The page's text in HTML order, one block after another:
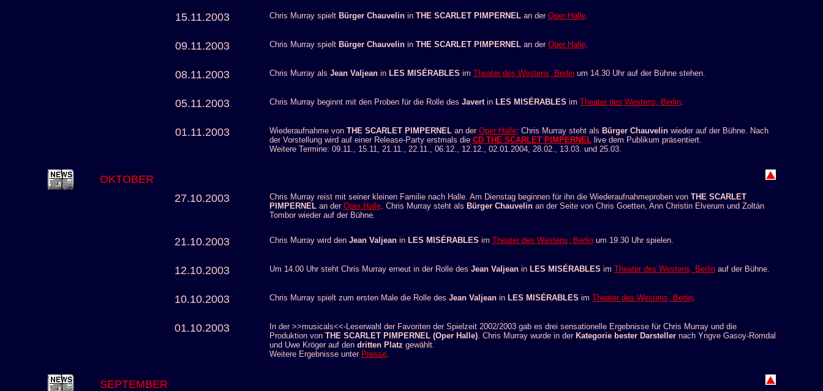
15.11.2003 Chris Murray spielt Bürger Chauvelinin THE SCARLET PIMPERNEL an der Oper Halle.
09.11.2003 Chris Murray spielt Bürger Chauvelinin THE SCARLET PIMPERNEL an der Oper Halle.
08.11.2003 Chris Murray als Jean Valjeanin LES MISÉRABLES im Theater des Westens, Berlinum 14.30 Uhr auf der Bühne stehen.
05.11.2003 Chris Murray beginnt mit den Proben für die Rolle des Javert in LES MISÉRABLES im Theater des Westens, Berlin.
01.11.2003 Wiederaufnahme von THE SCARLET PIMPERNELan der Oper Halle: Chris Murray steht als Bürger Chauvelinwieder auf der Bühne. Nach
der Vorstellung wird auf einer Release-Party erstmals die CD THE SCARLET PIMPERNELlive dem Publikum präsentiert.
Weitere Termine: 09.11., 15.11, 21.11., 22.11., 06.12., 12.12., 02.01.2004, 28.02., 13.03. und 25.03.
OKTOBER
27.10.2003
Chris Murray reist mit seiner kleinen Familie nach Halle. Am Dienstag beginnen für ihn die Wiederaufnahmeproben von THE SCARLET
PIMPERNELan der Oper Halle. Chris Murray steht als Bürger Chauvelinan der Seite von Chris Goetten, Ann Christin Elverum und Zoltán
Tombor wieder auf der Bühne.
21.10.2003 Chris Murray wird den Jean Valjeanin LES MISÉRABLES im Theater des Westens, Berlinum 19.30 Uhr spielen.
12.10.2003 Um 14.00 Uhr steht Chris Murray erneut in der Rolle des Jean Valjeanin LES MISÉRABLES im Theater des Westens, Berlinauf der Bühne.
10.10.2003 Chris Murray spielt zum ersten Male die Rolle des Jean Valjeanin LES MISÉRABLES im Theater des Westens, Berlin.
01.10.2003
In der >>musicals<<-Leserwahl der Favoriten der Spielzeit 2002/2003 gab es drei sensationelle Ergebnisse für Chris Murray und die
Produktion von THE SCARLET PIMPERNEL (Oper Halle). Chris Murray wurde in der Kategorie bester Darstellernach Yngve Gasoy-Romdal
und Uwe Kröger auf den dritten Platz gewählt.
Weitere Ergebnisse unter Presse.
SEPTEMBER